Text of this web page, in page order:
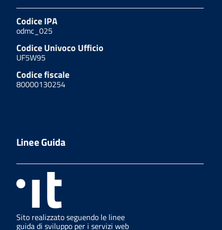
Codice IPA
odmc_025
Codice Univoco Ufficio
UF5W95
Codice fiscale
80000130254
Linee Guida
Sito realizzato seguendo le linee
guida di sviluppo per i servizi web